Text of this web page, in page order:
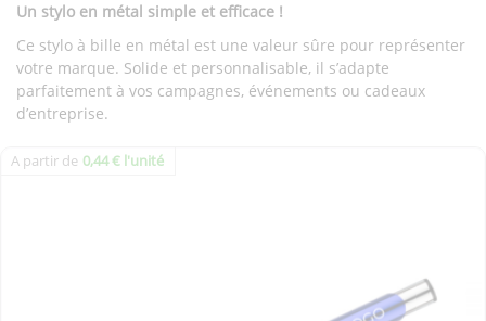
Un stylo en métal simple et efficace !
Ce stylo à bille en métal est une valeur sûre pour représenter
votre marque. Solide et personnalisable, il s’adapte
parfaitement à vos campagnes, événements ou cadeaux
d’entreprise.
A partir de 0,44 € l'unité